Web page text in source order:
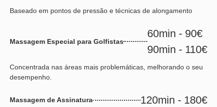
Baseado em pontos de pressão e técnicas de alongamento
Massagem Especial para Golfistas
60min - 90€
90min - 110€
Concentrada nas áreas mais problemáticas, melhorando o seu
desempenho.
Massagem de Assinatura 120min - 180€